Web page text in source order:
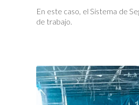
En este caso, el Sistema de
de trabajo.